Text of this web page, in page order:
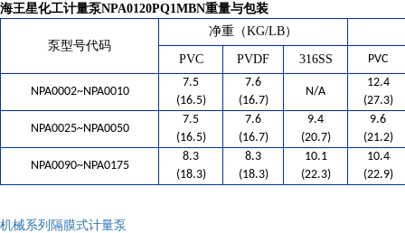
海王星化工计量泵NPA0120PQ1MBN重量与包装
泵型号代码
净重（KG/LB）
PVC PVDF 316SS PVC
NPA0002~NPA0010
7.5
(16.5)
7.6
(16.7)
N/A
12.4
(27.3)
NPA0025~NPA0050
7.5
(16.5)
7.6
(16.7)
9.4
(20.7)
9.6
(21.2)
NPA0090~NPA0175
8.3
(18.3)
8.3
(18.3)
10.1
(22.3)
10.4
(22.9)
机械系列隔膜式计量泵